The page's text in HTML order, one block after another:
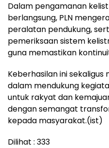
Dalam pengamanan
berlangsung, PLN
peralatan pendukung,
pemeriksaan sistem
guna memastikan
Keberhasilan ini sekaligus
dalam mendukung
untuk rakyat dan
dengan semangat
kepada masyarakat.(ist)
Dilihat : 333